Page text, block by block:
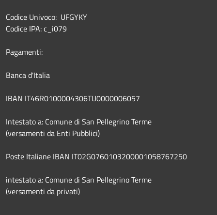
Codice Univoco: UFGYKY
Codice IPA: c_i079
Pagamenti:
Banca d'Italia
IBAN IT46R0100004306TU0000006057
Intestato a: Comune di San Pellegrino Terme
(versamenti da Enti Pubblici)
Poste Italiane IBAN IT02G0760103200001058767250
intestato a: Comune di San Pellegrino Terme
(versamenti da privati)